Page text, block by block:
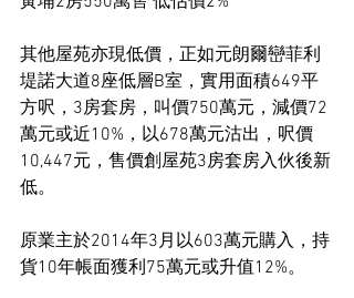
其他屋苑亦現低價，正如元朗爾巒菲利
堤諾大道8座低層B室，實用面積649平
方呎，3房套房，叫價750萬元，減價72
萬元或近10%，以678萬元沽出，呎價
10,447元，售價創屋苑3房套房入伙後新
低。
原業主於2014年3月以603萬元購入，持
貨10年帳面獲利75萬元或升值12%。